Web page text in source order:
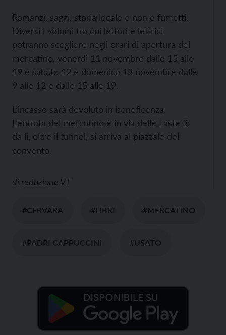
Romanzi, saggi, storia locale e non e fumetti.
Diversi i volumi tra cui lettori e lettrici
potranno scegliere negli orari di apertura del
mercatino, venerdì 11 novembre dalle 15 alle
19 e sabato 12 e domenica 13 novembre dalle
9 alle 12 e dalle 15 alle 19.
L’incasso sarà devoluto in beneficenza.
L’entrata del mercatino è in via delle Laste 3;
da lì, oltre il tunnel, si arriva al piazzale del
convento.
di redazione VT
#CERVARA #LIBRI #MERCATINO
#PADRI CAPPUCCINI #USATO